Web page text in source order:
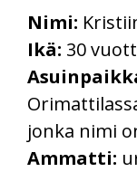
Nimi:
Ikä: 30
jonka nimi
Ammatti: